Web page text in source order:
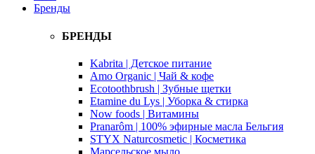
Бренды
БРЕНДЫ
Kabrita | Детское питание
Amo Organic | Чай & кофе
Ecotoothbrush | Зубные щетки
Etamine du Lys | Уборка & стирка
Now foods | Витамины
Pranarôm | 100% эфирные масла Бельгия
STYX Naturcosmetic | Косметика
Марсельское мыло